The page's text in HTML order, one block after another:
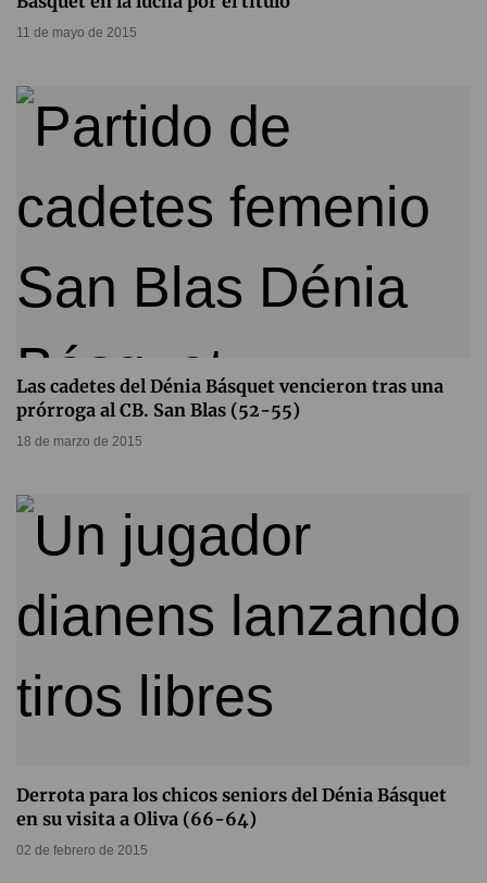
11 de mayo de 2015
Las cadetes del Dénia Básquet vencieron tras una
prórroga al CB. San Blas (52-55)
18 de marzo de 2015
Derrota para los chicos seniors del Dénia Básquet
en su visita a Oliva (66-64)
02 de febrero de 2015